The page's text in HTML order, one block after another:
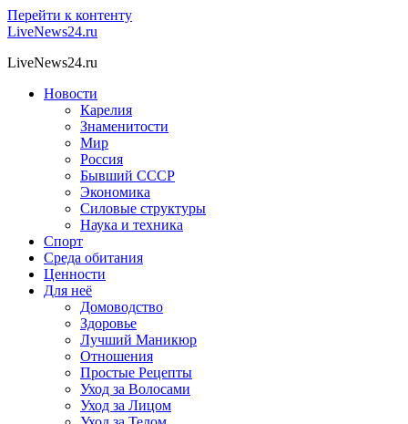
Перейти к контенту
LiveNews24.ru
LiveNews24.ru
Новости
Карелия
Знаменитости
Мир
Россия
Бывший СССР
Экономика
Силовые структуры
Наука и техника
Спорт
Среда обитания
Ценности
Для неё
Домоводство
Здоровье
Лучший Маникюр
Отношения
Простые Рецепты
Уход за Волосами
Уход за Лицом